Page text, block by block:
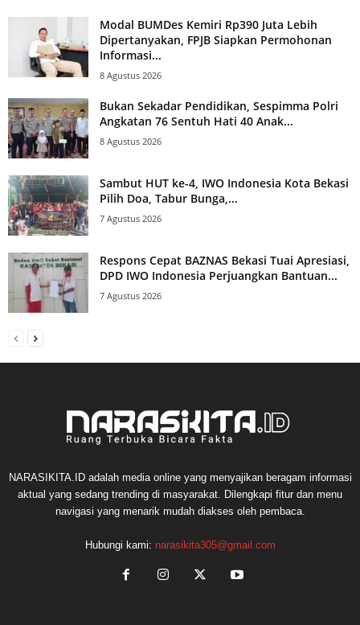
Modal BUMDes Kemiri Rp390 Juta Lebih
Dipertanyakan, FPJB Siapkan Permohonan
Informasi...
8 Agustus 2026
Bukan Sekadar Pendidikan, Sespimma Polri
Angkatan 76 Sentuh Hati 40 Anak...
8 Agustus 2026
Sambut HUT ke-4, IWO Indonesia Kota Bekasi
Pilih Doa, Tabur Bunga,...
7 Agustus 2026
Respons Cepat BAZNAS Bekasi Tuai Apresiasi,
DPD IWO Indonesia Perjuangkan Bantuan...
7 Agustus 2026
NARASIKITA.ID adalah media online yang menyajikan beragam informasi
aktual yang sedang trending di masyarakat. Dilengkapi fitur dan menu
navigasi yang menarik mudah diakses oleh pembaca.
Hubungi kami: narasikita305@gmail.com